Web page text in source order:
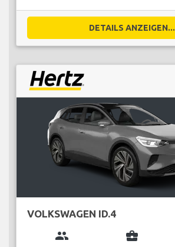
DETAILS ANZEIGEN...
VOLKSWAGEN ID.4
group business_center